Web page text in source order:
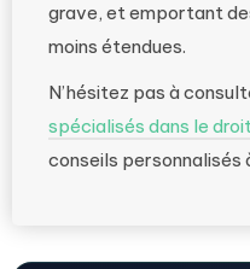
grave, et emportant
moins étendues.
N’hésitez pas à
spécialisés dans le
conseils personnalisés